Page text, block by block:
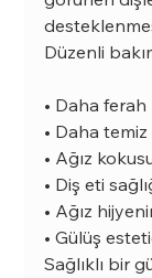
Düzenli
• Daha ferah
• Daha
• Ağız
• Diş eti
• Ağız
• Gülüş
Sağlıklı bir